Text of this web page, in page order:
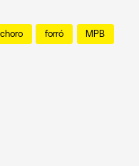
choro forró MPB